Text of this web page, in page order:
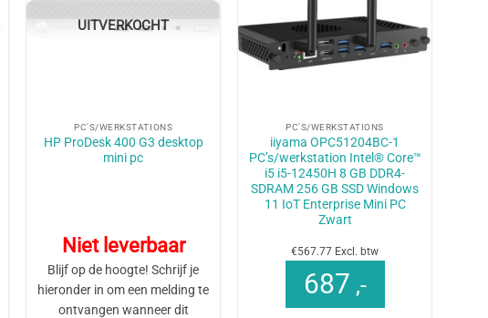
UITVERKOCHT
PC'S/WERKSTATIONS
HP ProDesk 400 G3 desktop
mini pc
Niet leverbaar
Blijf op de hoogte! Schrijf je
hieronder in om een melding te
ontvangen wanneer dit
PC'S/WERKSTATIONS
iiyama OPC51204BC-1
PC’s/werkstation Intel® Core™
i5 i5-12450H 8 GB DDR4-
SDRAM 256 GB SSD Windows
11 IoT Enterprise Mini PC
Zwart
€567.77 Excl. btw
687 ,-